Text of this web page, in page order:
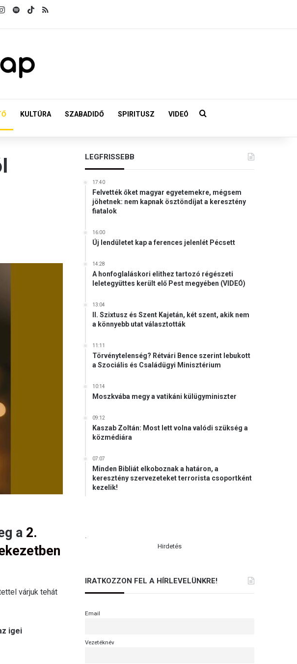
Instagram
SpotifyTikTok
KULTÚRA SZABADIDŐ SPIRITUSZ VIDEÓ Keresés:
a 2.
várjuk tehát
igei
LEGFRISSEBB
17:40
Felvették őket magyar egyetemekre, mégsem
jöhetnek: nem kapnak ösztöndíjat a keresztény
fiatalok
16:00
Új lendületet kap a ferences jelenlét Pécsett
14:28
A honfoglaláskori elithez tartozó régészeti
leletegyüttes került elő Pest megyében (VIDEÓ)
13:04
II. Szixtusz és Szent Kajetán, két szent, akik nem
a könnyebb utat választották
11:11
Törvénytelenség? Rétvári Bence szerint lebukott
a Szociális és Családügyi Minisztérium
10:14
Moszkvába megy a vatikáni külügyminiszter
09:12
Kaszab Zoltán: Most lett volna valódi szükség a
közmédiára
07:07
Minden Bibliát elkoboznak a határon, a
keresztény szervezeteket terrorista csoportként
kezelik!
.
Hirdetés
IRATKOZZON FEL A HÍRLEVELÜNKRE!
Email
Vezetéknév